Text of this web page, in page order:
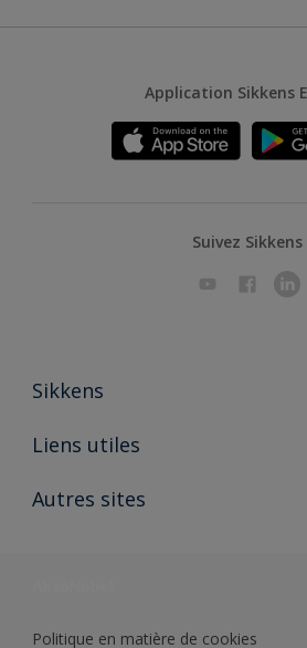
Application Sikkens
Suivez Sikkens
Sikkens
A propos de Sikkens
Liens utiles
Ouvrir un magasin PASS
Autres sites
Politique en matière de cookies